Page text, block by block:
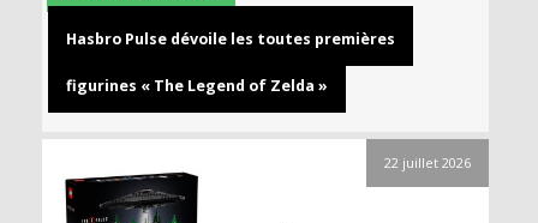
Hasbro Pulse dévoile les toutes premières
figurines « The Legend of Zelda »
22 juillet 2026